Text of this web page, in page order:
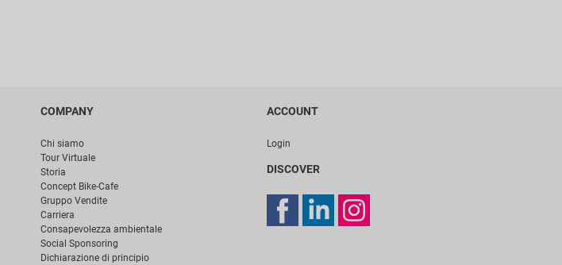
COMPANY
Chi siamo
Tour Virtuale
Storia
Concept Bike-Cafe
Gruppo Vendite
Carriera
Consapevolezza ambientale
Social Sponsoring
Dichiarazione di principio
ACCOUNT
Login
DISCOVER